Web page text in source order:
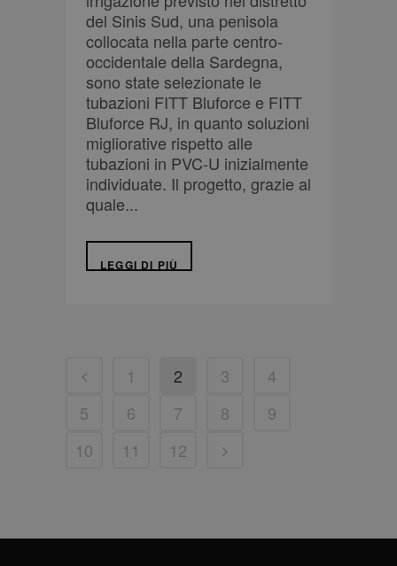
del Sinis Sud, una penisola
collocata nella parte centro-
occidentale della Sardegna,
sono state selezionate le
tubazioni FITT Bluforce e FITT
Bluforce RJ, in quanto soluzioni
migliorative rispetto alle
tubazioni in PVC-U inizialmente
individuate. Il progetto, grazie al
quale...
LEGGI DI PIÙ
1 2 3
4
5
6 7 8
9
10
11 12